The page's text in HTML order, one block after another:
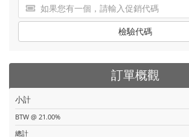
檢驗代碼
訂單概觀
小計
BTW @ 21.00%
總計